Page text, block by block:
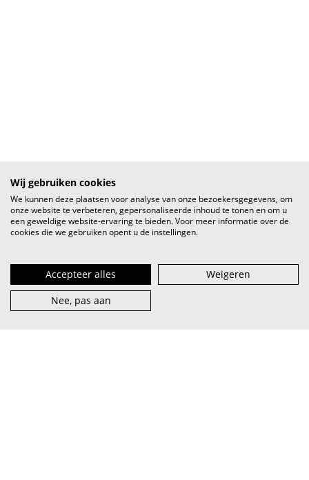
Wij gebruiken cookies
We kunnen deze plaatsen voor analyse van onze bezoekersgegevens, om
onze website te verbeteren, gepersonaliseerde inhoud te tonen en om u
een geweldige website-ervaring te bieden. Voor meer informatie over de
cookies die we gebruiken opent u de instellingen.
Accepteer alles
Weigeren
Nee, pas aan